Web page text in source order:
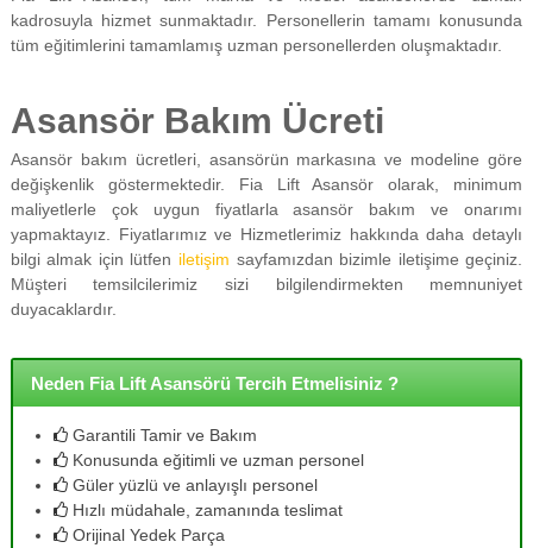
kadrosuyla hizmet sunmaktadır. Personellerin tamamı konusunda
tüm eğitimlerini tamamlamış uzman personellerden oluşmaktadır.
Asansör Bakım Ücreti
Asansör bakım ücretleri, asansörün markasına ve modeline göre
değişkenlik göstermektedir. Fia Lift Asansör olarak, minimum
maliyetlerle çok uygun fiyatlarla asansör bakım ve onarımı
yapmaktayız. Fiyatlarımız ve Hizmetlerimiz hakkında daha detaylı
bilgi almak için lütfen iletişim sayfamızdan bizimle iletişime geçiniz.
Müşteri temsilcilerimiz sizi bilgilendirmekten memnuniyet
duyacaklardır.
Neden Fia Lift Asansörü Tercih Etmelisiniz ?
Garantili Tamir ve Bakım
Konusunda eğitimli ve uzman personel
Güler yüzlü ve anlayışlı personel
Hızlı müdahale, zamanında teslimat
Orijinal Yedek Parça